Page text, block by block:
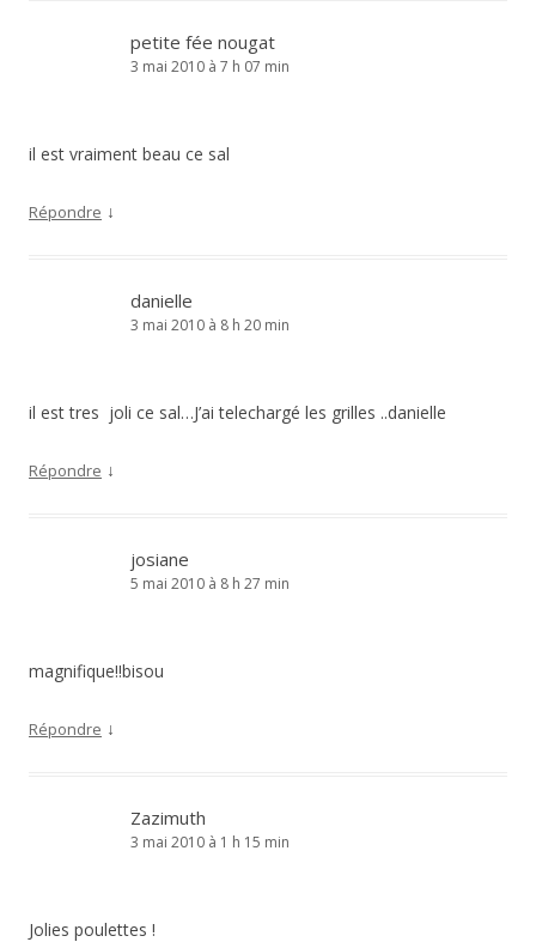
petite fée nougat
3 mai 2010 à 7 h 07 min
il est vraiment beau ce sal
Répondre ↓
danielle
3 mai 2010 à 8 h 20 min
il est tres joli ce sal…J’ai telechargé les grilles ..danielle
Répondre ↓
josiane
5 mai 2010 à 8 h 27 min
magnifique!!bisou
Répondre ↓
Zazimuth
3 mai 2010 à 1 h 15 min
Jolies poulettes !